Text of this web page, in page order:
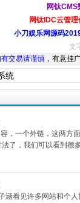
网钛CMS
网钛IDC云管
小刀娱乐网源码
文
交易请谨慎，有意挂
统
一个外链，这两方
，我们可以看到很
看见许多网站和个人